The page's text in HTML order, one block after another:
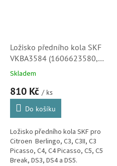
Ložisko předního kola SKF
VKBA3584 (1606623580,
335069, 335084, 335097)
Skladem
810 Kč / ks
Do košíku
Ložisko předního kola SKF pro
Citroen Berlingo, C3, C3II, C3
Picasso, C4, C4 Picasso, C5, C5
Break, DS3, DS4 a DS5.